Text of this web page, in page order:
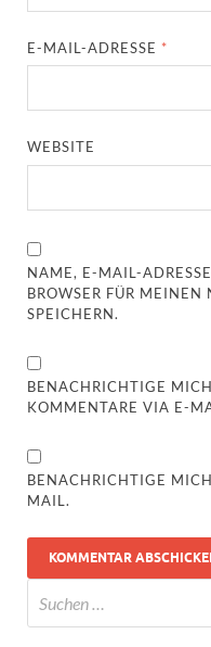
E-MAIL-ADRESSE *
WEBSITE
NAME, E-MAIL-
BROWSER FÜR
SPEICHERN.
BENACHRICHTIGE
KOMMENTARE VIA E-
BENACHRICHTIGE
MAIL.